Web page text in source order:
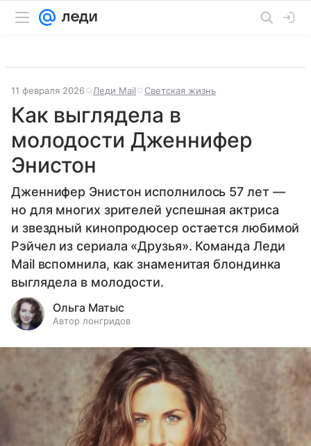
11 февраля 2026 Леди Mail Светская жизнь
Как выглядела в
молодости Дженнифер
Энистон
Дженнифер Энистон исполнилось 57 лет —
но для многих зрителей успешная актриса
и звездный кинопродюсер остается любимой
Рэйчел из сериала «Друзья». Команда Леди
Mail вспомнила, как знаменитая блондинка
выглядела в молодости.
Ольга Матыс
Автор лонгридов